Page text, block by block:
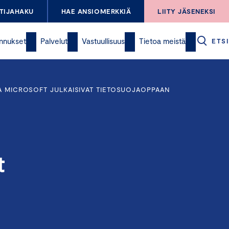
HAE ANSIOMERKKIÄ LIITY JÄSENEKSI
Palvelut Vastuullisuus Tietoa meistä ETSI
MICROSOFT JULKAISIVAT TIETOSUOJAOPPAAN